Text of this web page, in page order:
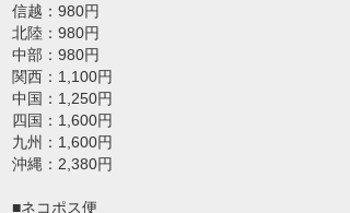
信越：980円
北陸：980円
中部：980円
関西：1,100円
中国：1,250円
四国：1,600円
九州：1,600円
沖縄：2,380円
■ネコポス便